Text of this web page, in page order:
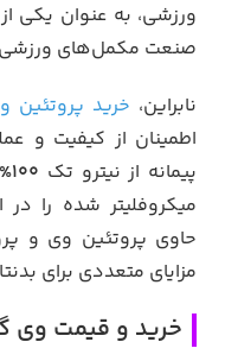
ورزشی، به عنوان یکی
صنعت مکمل‌های
نابراین، خرید پروتئین
اطمینان از کیفیت و
پیمانه از نیترو تک 100%
میکروفلیتر شده را
حاوی پروتئین وی و
مزایای متعددی برای
خرید و قیمت وی گلد